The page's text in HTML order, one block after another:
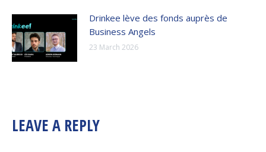
Drinkee lève des fonds auprès de
Business Angels
23 March 2026
LEAVE A REPLY